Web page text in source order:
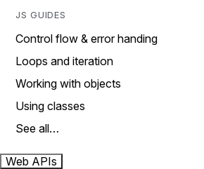
JS GUIDES
Control flow & error handing
Loops and iteration
Working with objects
Using classes
See all…
Web APIs